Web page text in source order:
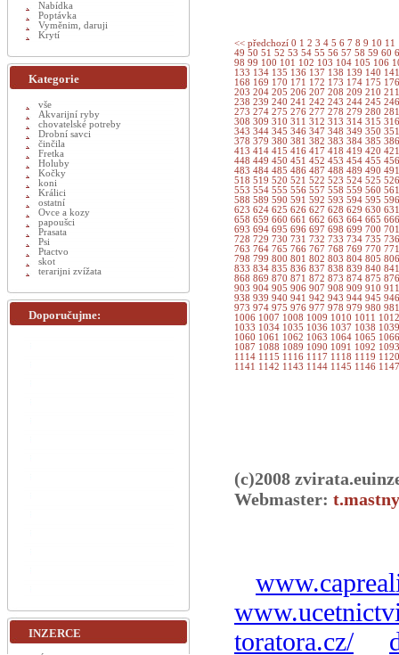
<< předchozí 0 1 2 3 4 5 6 7 8 9 10 11
49 50 51 52 53 54 55 56 57 58 59 60
98 99 100 101 102 103 104 105 106
133 134 135 136 137 138 139 140
168 169 170 171 172 173 174 175
203 204 205 206 207 208 209 210
238 239 240 241 242 243 244 245
273 274 275 276 277 278 279 280
308 309 310 311 312 313 314 315
343 344 345 346 347 348 349 350
378 379 380 381 382 383 384 385
413 414 415 416 417 418 419 420
448 449 450 451 452 453 454 455
483 484 485 486 487 488 489 490
518 519 520 521 522 523 524 525
553 554 555 556 557 558 559 560
588 589 590 591 592 593 594 595
623 624 625 626 627 628 629 630
658 659 660 661 662 663 664 665
693 694 695 696 697 698 699 700
728 729 730 731 732 733 734 735
763 764 765 766 767 768 769 770
798 799 800 801 802 803 804 805
833 834 835 836 837 838 839 840
868 869 870 871 872 873 874 875
903 904 905 906 907 908 909 910
938 939 940 941 942 943 944 945
973 974 975 976 977 978 979 980
1006 1007 1008 1009 1010 1011
1033 1034 1035 1036 1037 1038
1060 1061 1062 1063 1064 1065
1087 1088 1089 1090 1091 1092
1114 1115 1116 1117 1118 1119
1141 1142 1143 1144 1145 1146
(c)2008
Webmaster:
toratora.cz/
Nabídka
Poptávka
Vyměnim, daruji
Krytí
Kategorie
vše
Akvarijní ryby
chovatelské potreby
Drobní savci
činčila
Fretka
Holuby
Kočky
koni
Králici
ostatní
Ovce a kozy
papoušci
Prasata
Psi
Ptactvo
skot
terarijni zvížata
Doporučujme:
INZERCE